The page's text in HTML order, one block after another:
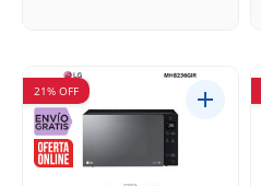
21% OFF